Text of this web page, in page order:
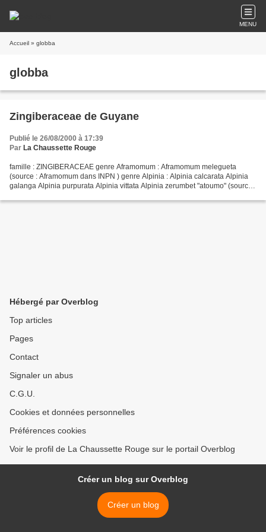
MENU
Accueil » globba
globba
Zingiberaceae de Guyane
Publié le 26/08/2000 à 17:39
Par La Chaussette Rouge
famille : ZINGIBERACEAE genre Aframomum : Aframomum melegueta
(source : Aframomum dans INPN ) genre Alpinia : Alpinia calcarata Alpinia
galanga Alpinia purpurata Alpinia vittata Alpinia zerumbet "atoumo" (source :
Hébergé par Overblog
Top articles
Pages
Contact
Signaler un abus
C.G.U.
Cookies et données personnelles
Préférences cookies
Voir le profil de La Chaussette Rouge sur le portail Overblog
Créer un blog sur Overblog
Créer un blog